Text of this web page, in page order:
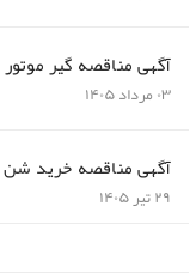
آگهی مناقصه گیر موتور
۰۳ مرداد ۱۴۰۵
آگهی مناقصه خرید شن
۲۹ تیر ۱۴۰۵